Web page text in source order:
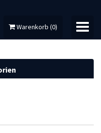
Warenkorb (0)